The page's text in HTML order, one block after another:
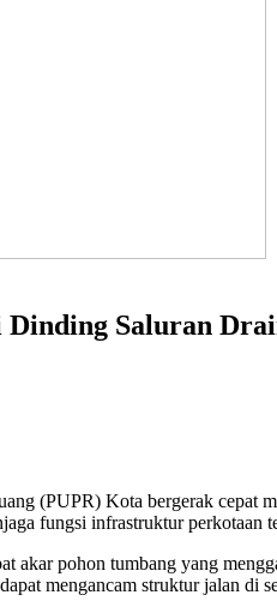
Saluran
(PUPR) Kota bergerak cepat
fungsi infrastruktur perkotaan
akar pohon tumbang yang
mengancam struktur jalan di